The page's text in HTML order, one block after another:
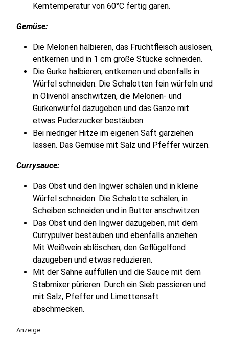
Kerntemperatur von 60°C fertig garen.
Gemüse:
Die Melonen halbieren, das Fruchtfleisch auslösen,
entkernen und in 1 cm große Stücke schneiden.
Die Gurke halbieren, entkernen und ebenfalls in
Würfel schneiden. Die Schalotten fein würfeln und
in Olivenöl anschwitzen, die Melonen- und
Gurkenwürfel dazugeben und das Ganze mit
etwas Puderzucker bestäuben.
Bei niedriger Hitze im eigenen Saft garziehen
lassen. Das Gemüse mit Salz und Pfeffer würzen.
Currysauce:
Das Obst und den Ingwer schälen und in kleine
Würfel schneiden. Die Schalotte schälen, in
Scheiben schneiden und in Butter anschwitzen.
Das Obst und den Ingwer dazugeben, mit dem
Currypulver bestäuben und ebenfalls anziehen.
Mit Weißwein ablöschen, den Geflügelfond
dazugeben und etwas reduzieren.
Mit der Sahne auffüllen und die Sauce mit dem
Stabmixer pürieren. Durch ein Sieb passieren und
mit Salz, Pfeffer und Limettensaft
abschmecken.
Anzeige